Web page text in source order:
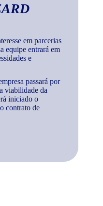
em parcerias
equipe entrará em
e
passará por
viabilidade da
iniciado o
contrato de